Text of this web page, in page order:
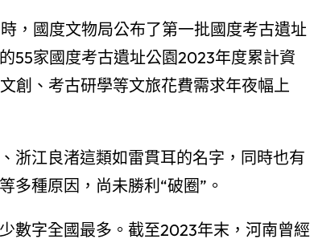
，國度文物局公布了第一批國度考古遺址
55家國度考古遺址公園2023年度累計資
創、考古研學等文旅花費需求年夜幅上
浙江良渚這類如雷貫耳的名字，同時也有
多種原因，尚未勝利“破圈”。
數字全國最多。截至2023年末，河南曾經